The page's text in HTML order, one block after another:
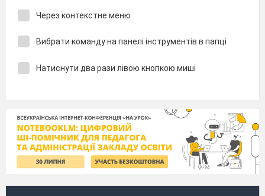
Через контекстне меню
Вибрати команду на панелі інструментів в папці
Натиснути два рази лівою кнопкою миші